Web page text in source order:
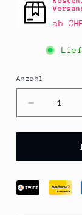
ab
Anzahl
Anzahl
Verringere
die
Menge
-
Wilde